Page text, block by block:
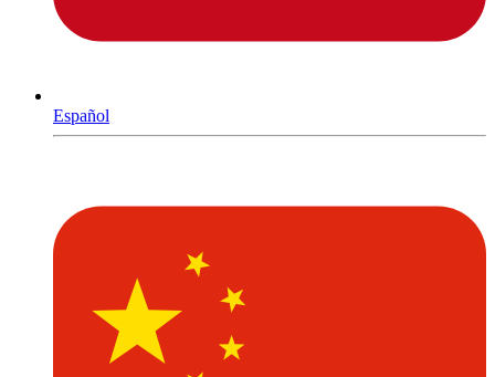
Español